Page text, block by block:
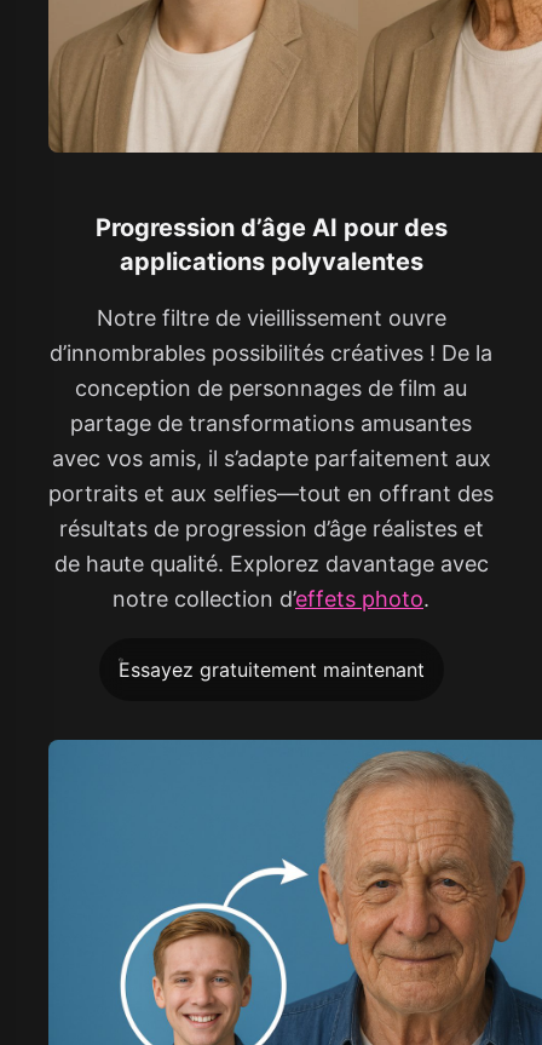
Progression d’âge AI pour des
applications polyvalentes
Notre filtre de vieillissement ouvre
d’innombrables possibilités créatives ! De la
conception de personnages de film au
partage de transformations amusantes
avec vos amis, il s’adapte parfaitement aux
portraits et aux selfies—tout en offrant des
résultats de progression d’âge réalistes et
de haute qualité. Explorez davantage avec
notre collection d’effets photo.
Essayez gratuitement maintenant